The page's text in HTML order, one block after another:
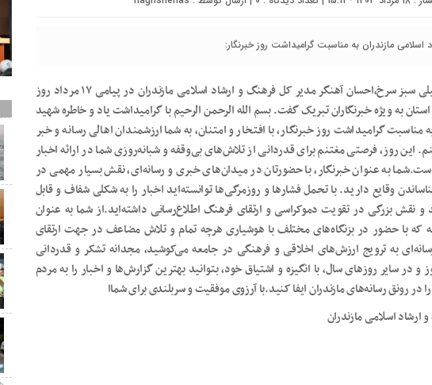
اسلامی مازندران به مناسبت گرامیداشت روز خبرنگار:
به گزارش پایگاه خبری تحلیلی سبز سرخ،احسان آهنگر مدیر کل فرهنگ و ارشاد اسلامی مازندران در پیامی ۱۷ مرداد روز
به ویژه خبرنگاران تبریک گفت. بسم الله الرحمن الرحیم با گرامیداشت یاد و خاطره شهید
گرامیداشت روز خبرنگار، با افتخار و امتنان، به شما ارزشمندان اهالی رسانه و خبر
روز، فرصتی مغتنم برای قدردانی از تلاش‌های بی‌وقفه و شبانه‌روزی شما در ارائه اخبار
به عنوان خبرنگار، با حضورتان در میدان‌های خبری و رسانه‌ای، نقش بسیار مهمی در
وقایع دارید. با تحمل فشارها و روزمرگی‌ها توانسته‌اید اخبار را به شکلی شفاف و قابل
و نقش بزرگی در تقویت دموکراسی و ارتقای فرهنگ اطلاع‌رسانی داشته‌اید.از شما به عنوان
که با حضور در بزنگاه‌های مختلف با هوشیاری هرچه تمام و تلاش‌ مضاعف در جهت ارتقای
به ترویج ارزش‌های اخلاقی و فرهنگی در جامعه می‌کوشید، مجدانه تشکر و قدردانی
در سایر روزهای سال، با انگیزه و اشتیاق خود، بتوانید بهترین گزارش‌ها و اخبار را به مردم
در رونق رسانه‌های مازندران ایفا کنید.با آرزوی موفقیت و سربلندی برای شماا
اسلامی مازندران